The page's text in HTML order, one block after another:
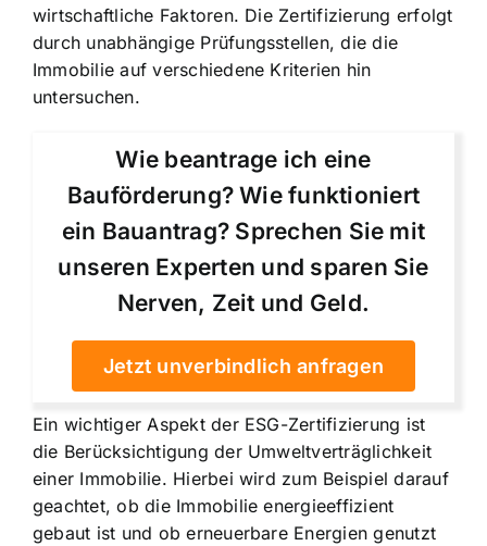
wirtschaftliche Faktoren. Die Zertifizierung erfolgt
durch unabhängige Prüfungsstellen, die die
Immobilie auf verschiedene Kriterien hin
untersuchen.
Wie beantrage ich eine
Bauförderung? Wie funktioniert
ein Bauantrag? Sprechen Sie mit
unseren Experten und sparen Sie
Nerven, Zeit und Geld.
Jetzt unverbindlich anfragen
Ein wichtiger Aspekt der ESG-Zertifizierung ist
die Berücksichtigung der Umweltverträglichkeit
einer Immobilie. Hierbei wird zum Beispiel darauf
geachtet, ob die Immobilie energieeffizient
gebaut ist und ob erneuerbare Energien genutzt